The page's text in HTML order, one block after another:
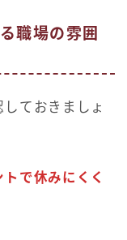
職場の雰囲
ておきましょ
で休みにくく